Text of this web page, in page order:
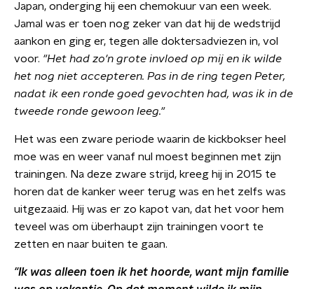
Japan, onderging hij een chemokuur van een week.
Jamal was er toen nog zeker van dat hij de wedstrijd
aankon en ging er, tegen alle doktersadviezen in, vol
voor. "Het had zo'n grote invloed op mij en ik wilde
het nog niet accepteren. Pas in de ring tegen Peter,
nadat ik een ronde goed gevochten had, was ik in de
tweede ronde gewoon leeg."
Het was een zware periode waarin de kickbokser heel
moe was en weer vanaf nul moest beginnen met zijn
trainingen. Na deze zware strijd, kreeg hij in 2015 te
horen dat de kanker weer terug was en het zelfs was
uitgezaaid. Hij was er zo kapot van, dat het voor hem
teveel was om überhaupt zijn trainingen voort te
zetten en naar buiten te gaan.
"Ik was alleen toen ik het hoorde, want mijn familie